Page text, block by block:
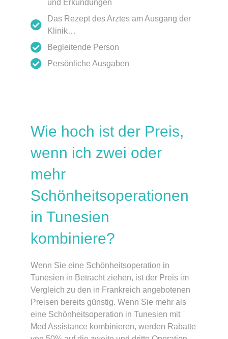
und Erkundungen
Das Rezept des Arztes am Ausgang der
Klinik…
Begleitende Person
Persönliche Ausgaben
Wie hoch ist der Preis,
wenn ich zwei oder
mehr
Schönheitsoperationen
in Tunesien
kombiniere?
Wenn Sie eine Schönheitsoperation in
Tunesien in Betracht ziehen, ist der Preis im
Vergleich zu den in Frankreich angebotenen
Preisen bereits günstig. Wenn Sie mehr als
eine Schönheitsoperation in Tunesien mit
Med Assistance kombinieren, werden Rabatte